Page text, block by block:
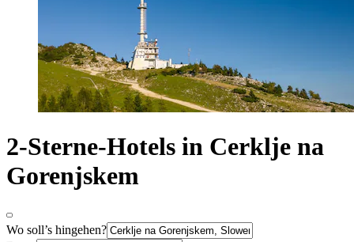
2-Sterne-Hotels in Cerklje na
Gorenjskem
Wo soll’s hingehen?